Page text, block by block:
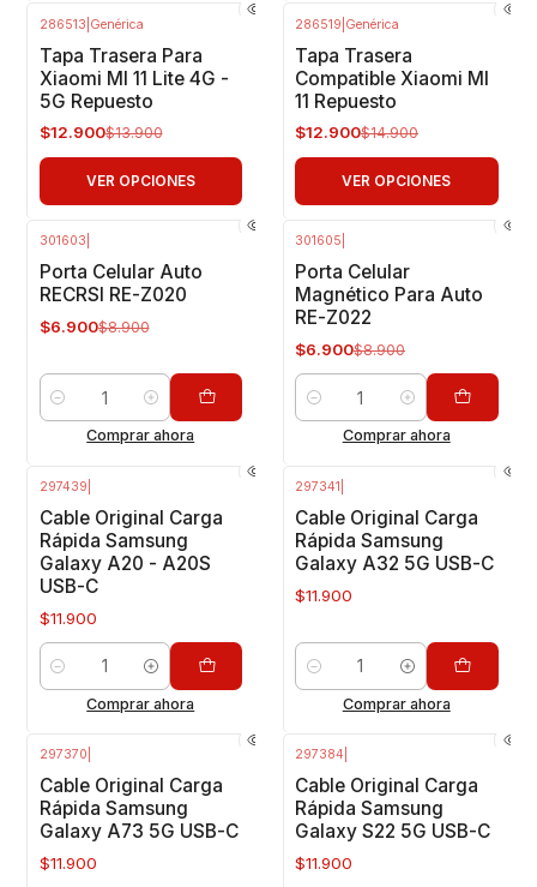
286513 Genérica
Tapa Trasera Para
Xiaomi MI 11 Lite 4G -
5G Repuesto
$12.900$13.900
VER OPCIONES
286519 Genérica
Tapa Trasera
Compatible Xiaomi MI
11 Repuesto
$12.900$14.900
VER OPCIONES
301603
Porta Celular Auto
RECRSI RE-Z020
$6.900$8.900
Cantidad
Comprar ahora
301605
Porta Celular
Magnético Para Auto
RE-Z022
$6.900$8.900
Cantidad
Comprar ahora
297439
Cable Original Carga
Rápida Samsung
Galaxy A20 - A20S
USB-C
$11.900
Cantidad
Comprar ahora
297341
Cable Original Carga
Rápida Samsung
Galaxy A32 5G USB-C
$11.900
Cantidad
Comprar ahora
297370
Cable Original Carga
Rápida Samsung
Galaxy A73 5G USB-C
$11.900
297384
Cable Original Carga
Rápida Samsung
Galaxy S22 5G USB-C
$11.900